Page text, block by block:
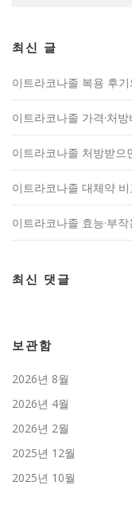
최신 글
이트라코나졸 복용 후
이트라코나졸 가격·처
이트라코나졸 처방받
이트라코나졸 대체약
이트라코나졸 효능·부
최신 댓글
보관함
2026년 8월
2026년 4월
2026년 2월
2025년 12월
2025년 10월